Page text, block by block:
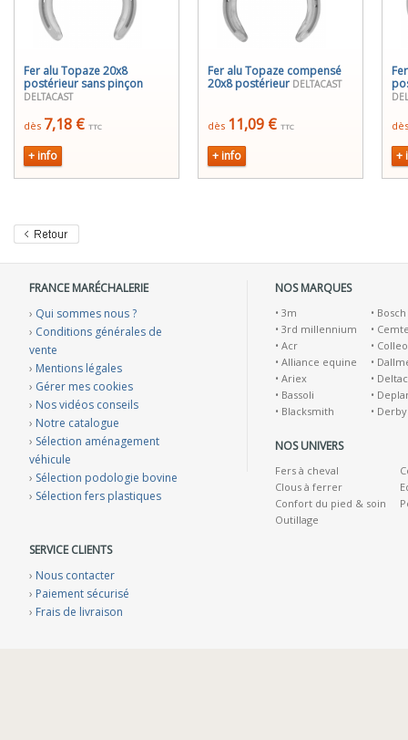
Fer alu Topaze 20x8
postérieur sans pinçon
DELTACAST
dès 7,18 € TTC
+ info
Fer alu Topaze compensé
20x8 postérieur DELTACAST
dès 11,09 € TTC
+ info +
FRANCE MARÉCHALERIE
› Qui sommes nous ?
› Conditions générales de
vente
› Mentions légales
› Gérer mes cookies
› Nos vidéos conseils
› Notre catalogue
› Sélection aménagement
véhicule
› Sélection podologie bovine
› Sélection fers plastiques
SERVICE CLIENTS
› Nous contacter
› Paiement sécurisé
› Frais de livraison
NOS MARQUES
• 3m
• 3rd millennium
• Acr
• Alliance equine
• Ariex
• Bassoli
• Blacksmith
• Bosch
•
•
•
•
•
• Derby
NOS UNIVERS
Fers à cheval
Clous à ferrer
Confort du pied & soin
Outillage